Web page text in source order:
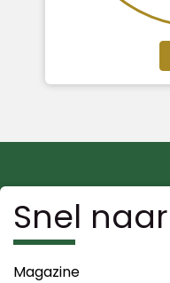
Snel naar
Magazine